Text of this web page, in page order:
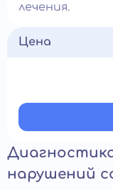
лечения.
Цена
нарушений